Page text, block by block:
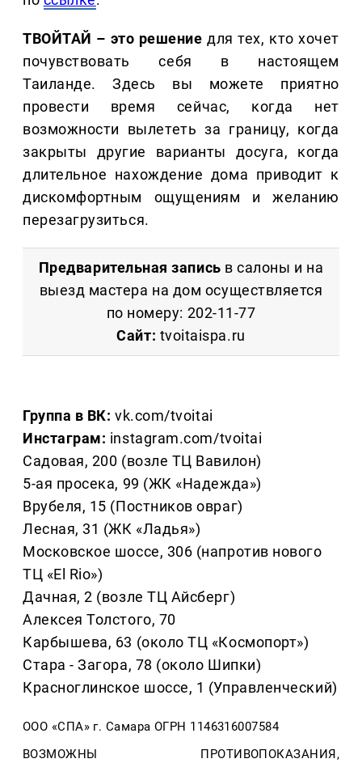
ТВОЙТАЙ – это решение для тех, кто хочет
почувствовать себя в настоящем
Таиланде. Здесь вы можете приятно
провести время сейчас, когда нет
возможности вылететь за границу, когда
закрыты другие варианты досуга, когда
длительное нахождение дома приводит к
дискомфортным ощущениям и желанию
перезагрузиться.
Предварительная запись в салоны и на
выезд мастера на дом осуществляется
по номеру: 202-11-77
Сайт: tvoitaispa.ru
Группа в ВК: vk.com/tvoitai
Инстаграм: instagram.com/tvoitai
Садовая, 200 (возле ТЦ Вавилон)
5-ая просека, 99 (ЖК «Надежда»)
Врубеля, 15 (Постников овраг)
Лесная, 31 (ЖК «Ладья»)
Московское шоссе, 306 (напротив нового
ТЦ «El Rio»)
Дачная, 2 (возле ТЦ Айсберг)
Алексея Толстого, 70
Карбышева, 63 (около ТЦ «Космопорт»)
Стара - Загора, 78 (около Шипки)
Красноглинское шоссе, 1 (Управленческий)
ООО «СПА» г. Самара ОГРН 1146316007584
ВОЗМОЖНЫ ПРОТИВОПОКАЗАНИЯ,